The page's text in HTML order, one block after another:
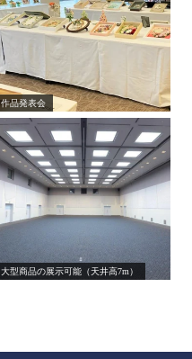
作品発表会
大型商品の展示可能（天井高7m）